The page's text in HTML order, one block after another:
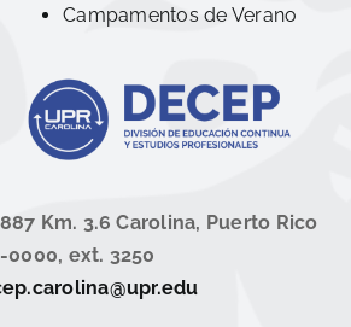
Campamentos de Verano
Km. 3.6 Carolina, Puerto Rico
0000, ext. 3250